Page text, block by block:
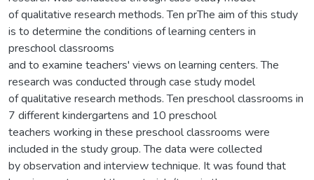
of qualitative research methods. Ten prThe aim of this study
is to determine the conditions of learning centers in
preschool classrooms
and to examine teachers' views on learning centers. The
research was conducted through case study model
of qualitative research methods. Ten preschool classrooms in
7 different kindergartens and 10 preschool
teachers working in these preschool classrooms were
included in the study group. The data were collected
by observation and interview technique. It was found that